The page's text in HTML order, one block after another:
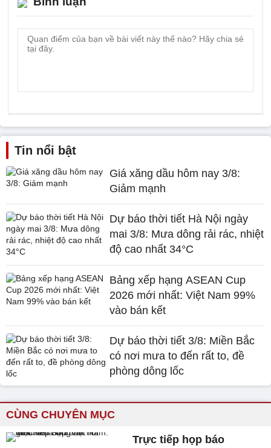
Tin nổi bật
Giá xăng dầu hôm nay 3/8:
Giảm mạnh
Dự báo thời tiết Hà Nội ngày
mai 3/8: Mưa dông rải rác, nhiệt
độ cao nhất 34°C
Bảng xếp hạng ASEAN Cup
2026 mới nhất: Việt Nam 99%
vào bán kết
Dự báo thời tiết 3/8: Miền Bắc
có nơi mưa to đến rất to, đề
phòng dông lốc
CÙNG CHUYÊN MỤC
Trực tiếp họp báo